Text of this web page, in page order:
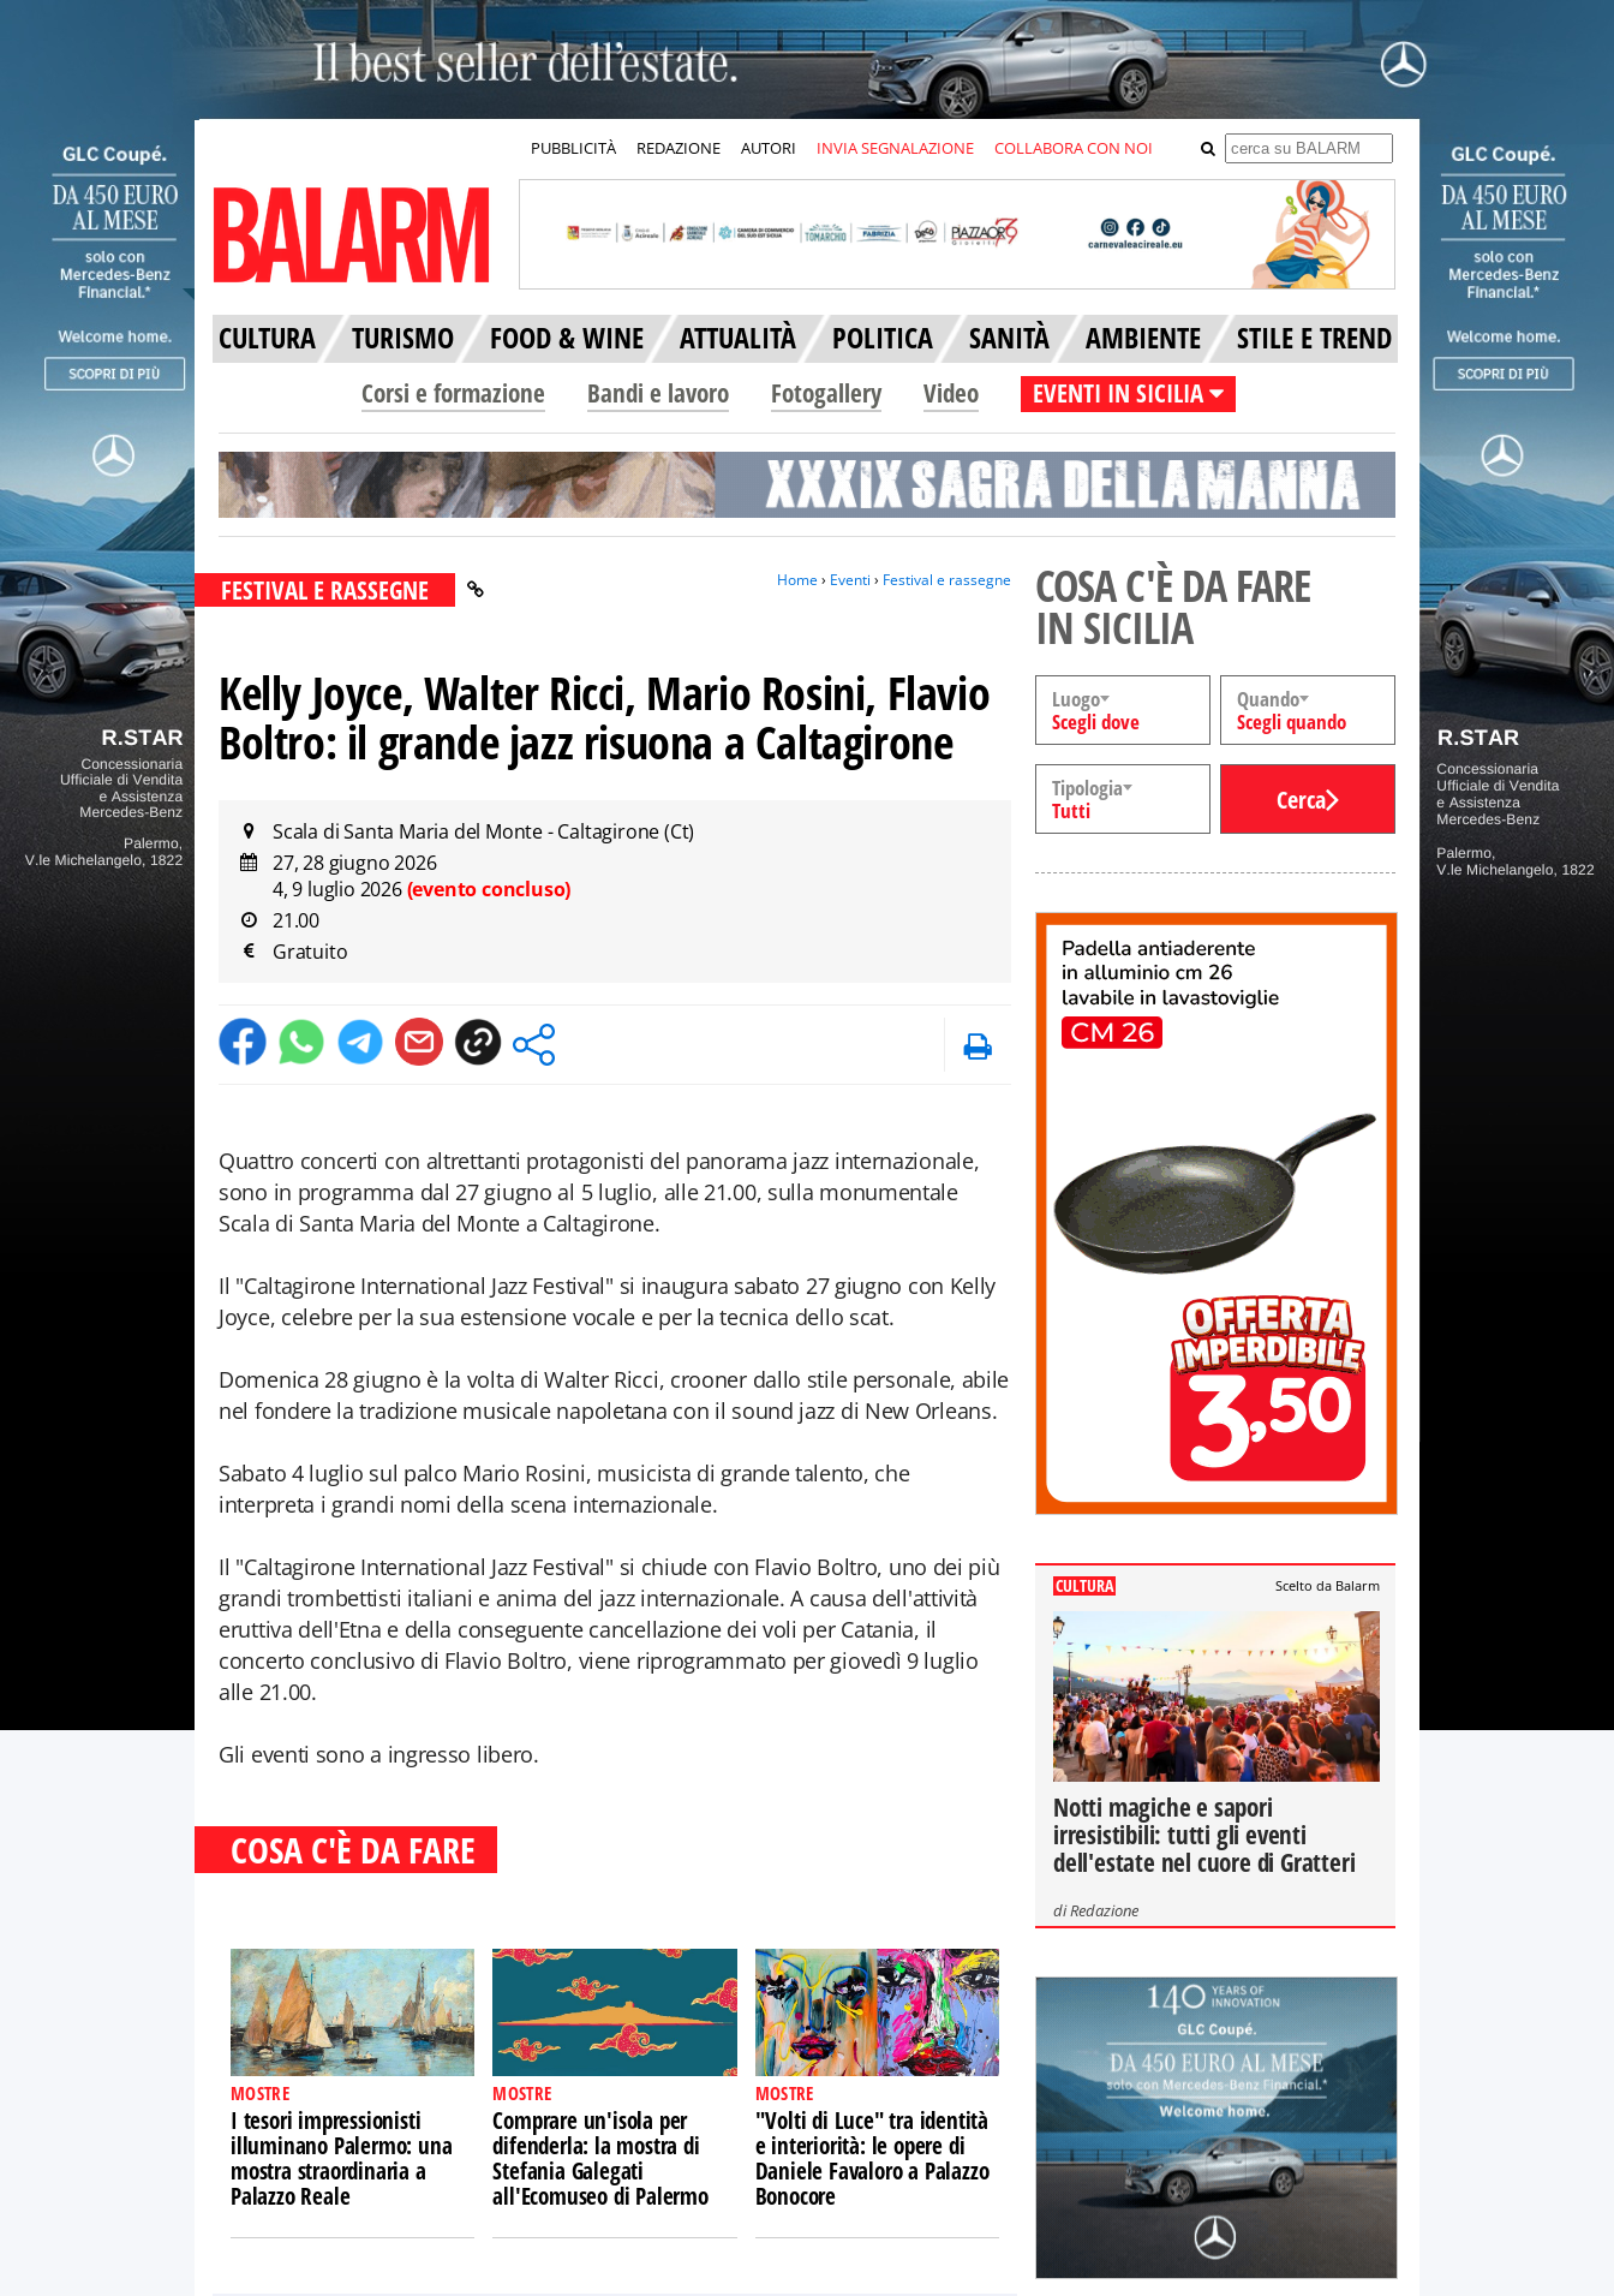
PUBBLICITÀ REDAZIONE AUTORI INVIA SEGNALAZIONE COLLABORA CON NOI
CULTURA TURISMO FOOD & WINE ATTUALITÀ POLITICA SANITÀ AMBIENTE STILE E TREND
Corsi e formazione Bandi e lavoro Fotogallery Video EVENTI IN SICILIA
FESTIVAL E RASSEGNE Home› Eventi › Festival e rassegne
Kelly Joyce, Walter Ricci, Mario Rosini, Flavio
Boltro: il grande jazz risuona a Caltagirone
Scala di Santa Maria del Monte - Caltagirone (Ct)
27, 28 giugno 2026
4, 9 luglio 2026(evento concluso)
21.00
Gratuito
Quattro concerti con altrettanti protagonisti del panorama jazz internazionale,
sono in programma dal 27 giugno al 5 luglio, alle 21.00, sulla monumentale
Scala di Santa Maria del Monte a Caltagirone.
Il "Caltagirone International Jazz Festival" si inaugura sabato 27 giugno con Kelly
Joyce, celebre per la sua estensione vocale e per la tecnica dello scat.
Domenica 28 giugno è la volta di Walter Ricci, crooner dallo stile personale, abile
nel fondere la tradizione musicale napoletana con il sound jazz di New Orleans.
Sabato 4 luglio sul palco Mario Rosini, musicista di grande talento, che
interpreta i grandi nomi della scena internazionale.
Il "Caltagirone International Jazz Festival" si chiude con Flavio Boltro, uno dei più
grandi trombettisti italiani e anima del jazz internazionale. A causa dell'attività
eruttiva dell'Etna e della conseguente cancellazione dei voli per Catania, il
concerto conclusivo di Flavio Boltro, viene riprogrammato per giovedì 9 luglio
alle 21.00.
Gli eventi sono a ingresso libero.
COSA C'È DA FARE
MOSTRE
I tesori impressionisti
illuminano Palermo: una
mostra straordinaria a
Palazzo Reale
MOSTRE
Comprare un'isola per
difenderla: la mostra di
Stefania Galegati
all'Ecomuseo di Palermo
MOSTRE
"Volti di Luce" tra identità
e interiorità: le opere di
Daniele Favaloro a Palazzo
Bonocore
COSA C'È DA FARE
IN SICILIA
Luogo
Scegli dove
Quando
Scegli quando
Tipologia
Tutti
Cerca
CULTURA Scelto da Balarm
Notti magiche e sapori
irresistibili: tutti gli eventi
dell'estate nel cuore di Gratteri
diRedazione